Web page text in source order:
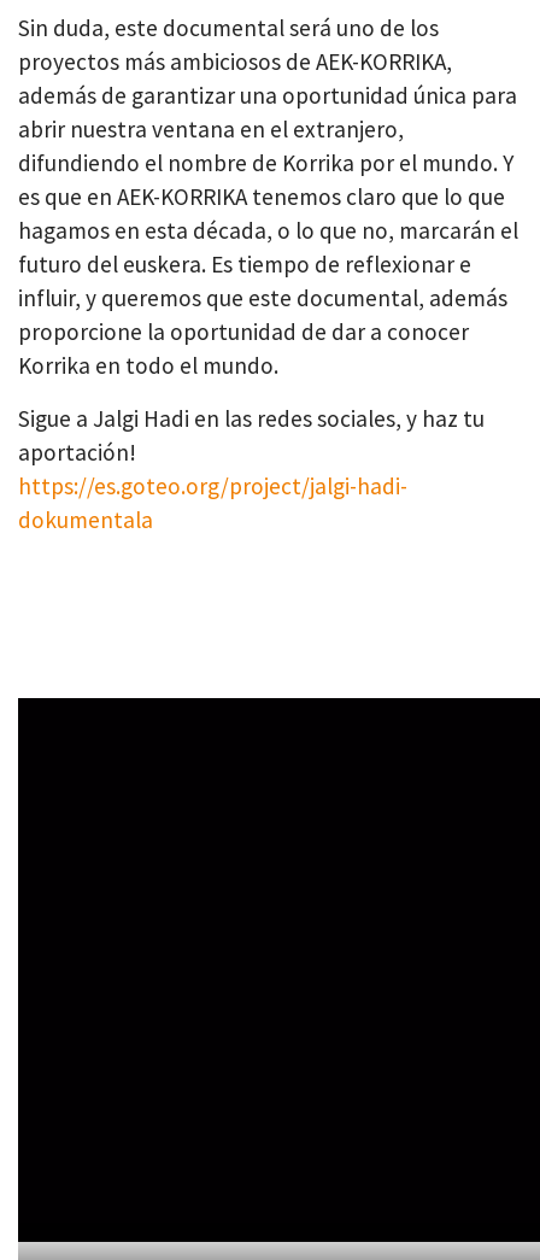
Sin duda, este documental será uno de los
proyectos más ambiciosos de AEK-KORRIKA,
además de garantizar una oportunidad única para
abrir nuestra ventana en el extranjero,
difundiendo el nombre de Korrika por el mundo. Y
es que en AEK-KORRIKA tenemos claro que lo que
hagamos en esta década, o lo que no, marcarán el
futuro del euskera. Es tiempo de reflexionar e
influir, y queremos que este documental, además
proporcione la oportunidad de dar a conocer
Korrika en todo el mundo.
Sigue a Jalgi Hadi en las redes sociales, y haz tu
aportación!
https://es.goteo.org/project/jalgi-hadi-
dokumentala